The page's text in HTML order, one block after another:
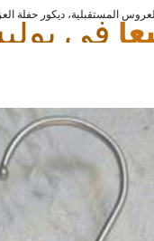
المستقبلية، ديكور حفلة